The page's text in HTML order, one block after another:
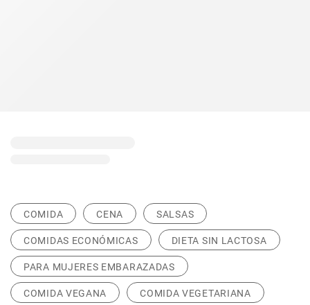
COMIDA CENA SALSAS
COMIDAS ECONÓMICAS DIETA SIN LACTOSA
PARA MUJERES EMBARAZADAS
COMIDA VEGANA COMIDA VEGETARIANA